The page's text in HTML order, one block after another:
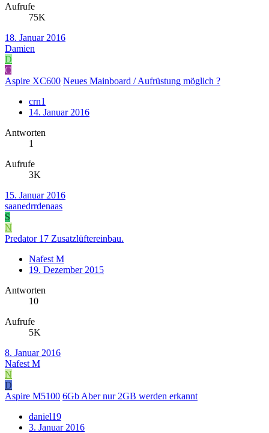
Aufrufe
75K
18. Januar 2016
Damien
D
C
Aspire XC600 Neues Mainboard / Aufrüstung möglich ?
crn1
14. Januar 2016
Antworten
1
Aufrufe
3K
15. Januar 2016
saanedrrdenaas
S
N
Predator 17 Zusatzlüftereinbau.
Nafest M
19. Dezember 2015
Antworten
10
Aufrufe
5K
8. Januar 2016
Nafest M
N
D
Aspire M5100 6Gb Aber nur 2GB werden erkannt
daniel19
3. Januar 2016